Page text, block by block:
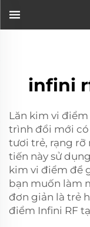
infini
Lăn kim vi
trình đổi mới có
tươi trẻ, rạng rỡ
tiến này sử
kim vi điểm để
bạn muốn làm
đơn giản là trẻ
điểm Infini RF